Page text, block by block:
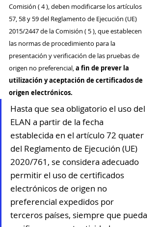
Comisión ( 4 ), deben modificarse los artículos
57, 58 y 59 del Reglamento de Ejecución (UE)
2015/2447 de la Comisión ( 5 ), que establecen
las normas de procedimiento para la
presentación y verificación de las pruebas de
origen no preferencial, a fin de prever la
utilización y aceptación de certificados de
origen electrónicos.
Hasta que sea obligatorio el uso del
ELAN a partir de la fecha
establecida en el artículo 72 quater
del Reglamento de Ejecución (UE)
2020/761, se considera adecuado
permitir el uso de certificados
electrónicos de origen no
preferencial expedidos por
terceros países, siempre que pueda